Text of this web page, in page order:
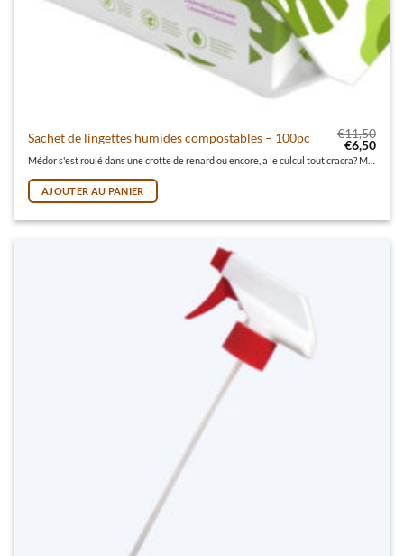
Sachet de lingettes humides compostables – 100pc €11,50
Le prix
€6,50Le
AJOUTER AU PANIER